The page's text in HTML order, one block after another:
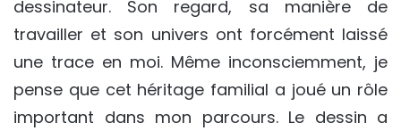
dessinateur. Son regard, sa manière de
travailler et son univers ont forcément laissé
une trace en moi. Même inconsciemment, je
pense que cet héritage familial a joué un rôle
important dans mon parcours. Le dessin a